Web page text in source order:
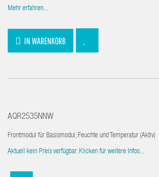
Mehr erfahren...
IN WARENKORB
AQR2535NNW
Frontmodul für Basismodul, Feuchte und Temperatur (Aktiv)
Aktuell kein Preis verfügbar. Klicken für weitere Infos...